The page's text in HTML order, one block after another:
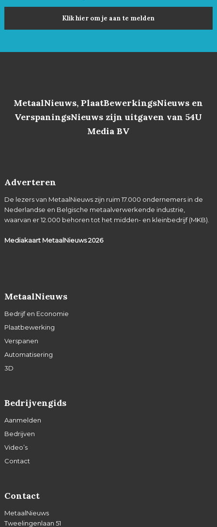
Klik hier om je aan te melden
MetaalNieuws, PlaatBewerkingsNieuws en
VerspaningsNieuws zijn uitgaven van 54U
Media BV
Adverteren
De lezers van MetaalNieuws zijn ruim 17.000 ondernemers in de
Nederlandse en Belgische metaalverwerkende industrie,
waarvan er 12.000 behoren tot het midden- en kleinbedrijf (MKB).
Mediakaart MetaalNieuws2026
MetaalNieuws
Bedrijf en Economie
Plaatbewerking
Verspanen
Automatisering
3D
Bedrijvengids
Aanmelden
Bedrijven
Video’s
Contact
Contact
MetaalNieuws
Tweelingenlaan 51